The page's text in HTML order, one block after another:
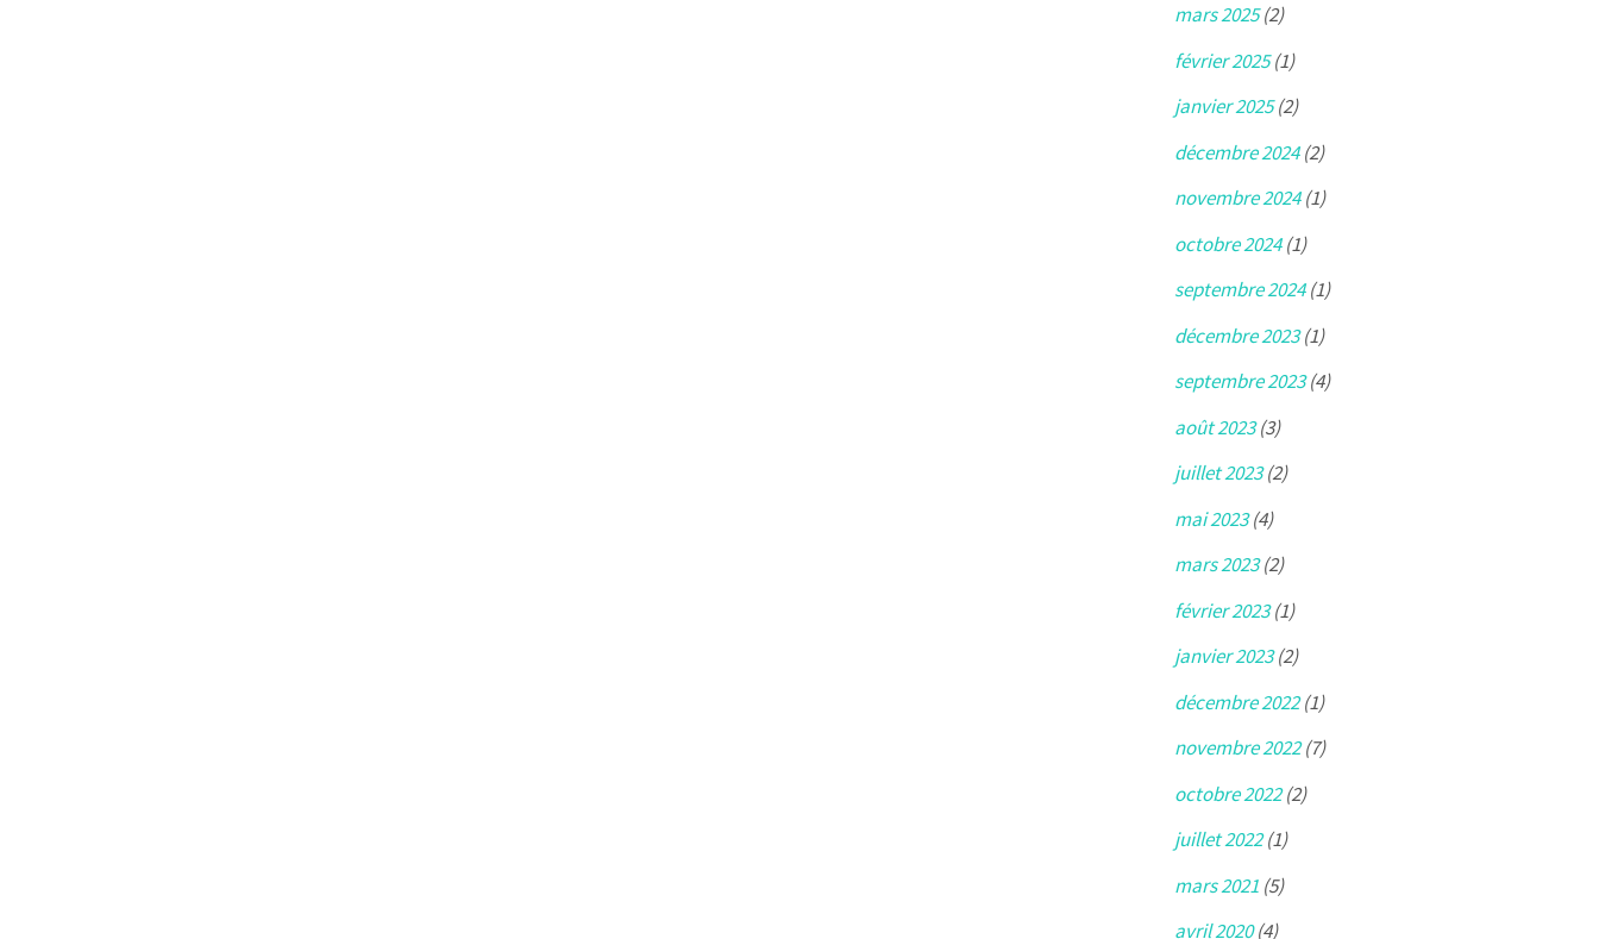
mars 2025(2)
février 2025(1)
janvier 2025(2)
décembre 2024(2)
novembre 2024(1)
octobre 2024(1)
septembre 2024(1)
décembre 2023(1)
septembre 2023(4)
août 2023(3)
juillet 2023(2)
mai 2023(4)
mars 2023(2)
février 2023(1)
janvier 2023(2)
décembre 2022(1)
novembre 2022(7)
octobre 2022(2)
juillet 2022(1)
mars 2021 (5)
avril 2020(4)